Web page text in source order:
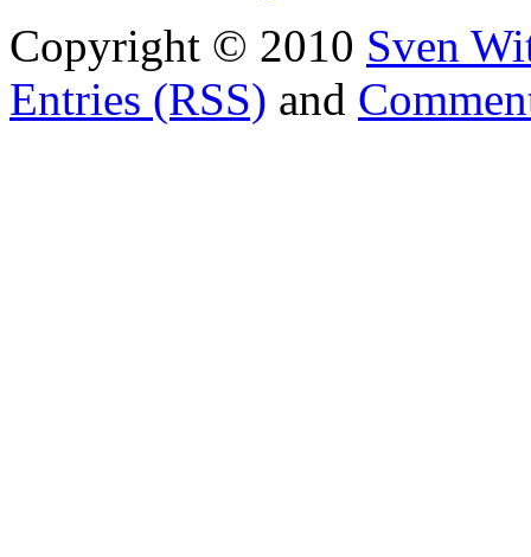
Copyright © 2010 Sven
Entries (RSS) and